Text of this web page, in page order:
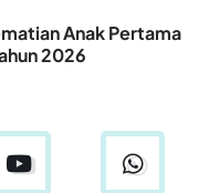
Anak Pertama
2026